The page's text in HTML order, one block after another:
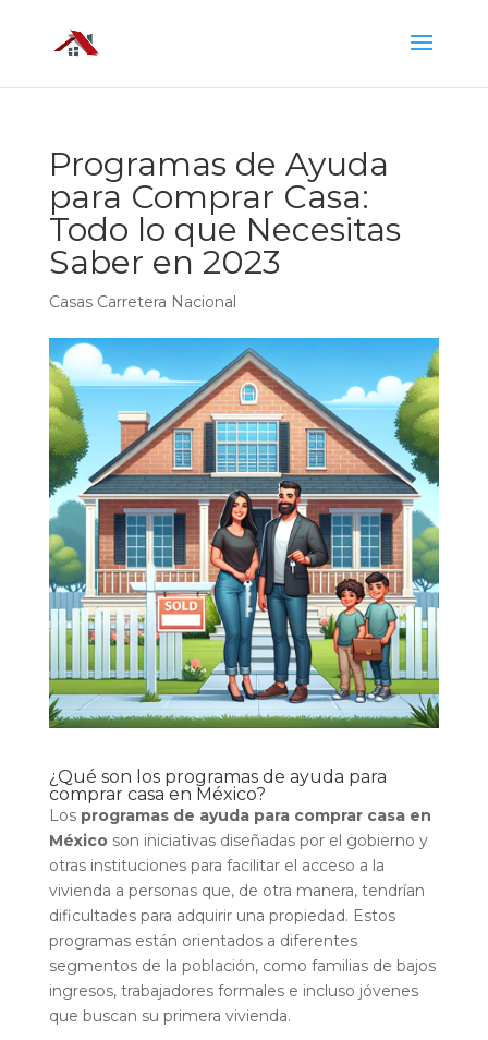
Programas de Ayuda
para Comprar Casa:
Todo lo que Necesitas
Saber en 2023
Casas Carretera Nacional
¿Qué son los programas de ayuda para
comprar casa en México?
Los programas de ayuda para comprar casa en
Méxicoson iniciativas diseñadas por el gobierno y
otras instituciones para facilitar el acceso a la
vivienda a personas que, de otra manera, tendrían
dificultades para adquirir una propiedad. Estos
programas están orientados a diferentes
segmentos de la población, como familias de bajos
ingresos, trabajadores formales e incluso jóvenes
que buscan su primera vivienda.